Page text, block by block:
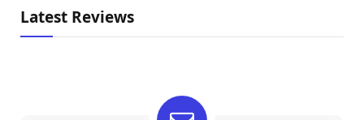
Latest Reviews